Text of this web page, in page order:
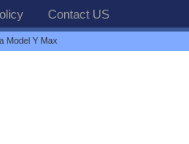
Contact US
Model Y Max